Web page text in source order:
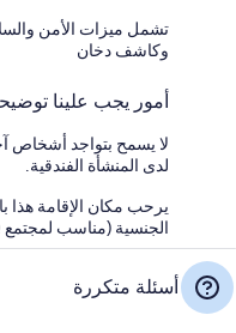
تشمل ميزات الأمن
وكاشف دخان
أمور يجب علينا
لا يسمح بتواجد أشخاص
لدى المنشأة الفندقية.
يرحب مكان الإقامة هذا
الجنسية (مناسب لمجتمع LGBTQ+)
أسئلة متكررة